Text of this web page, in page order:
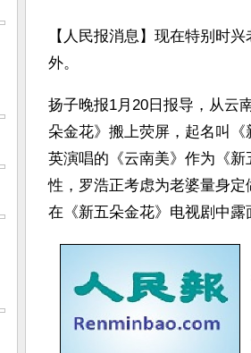
【人民报消息】现在特别时
外。
扬子晚报1月20日报导，从云
朵金花》搬上荧屏，起名叫
英演唱的《云南美》作为《
性，罗浩正考虑为老婆量身
在《新五朵金花》电视剧中露